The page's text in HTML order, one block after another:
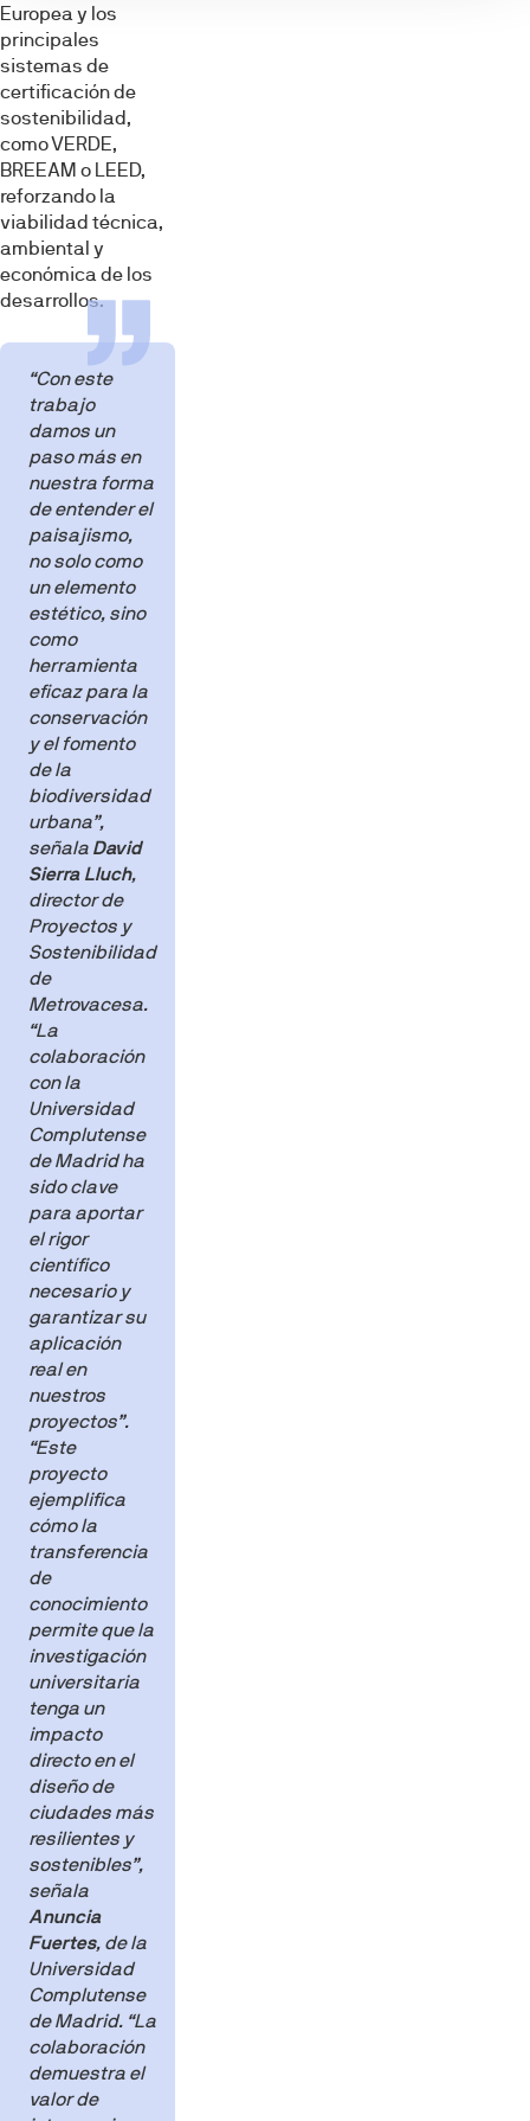
Europea y los
principales
sistemas de
certificación de
sostenibilidad,
como VERDE,
BREEAM o LEED,
reforzando la
viabilidad técnica,
ambiental y
económica de los
desarrollos.
“Con este
trabajo
damos un
paso más en
nuestra forma
de entender el
paisajismo,
no solo como
un elemento
estético, sino
como
herramienta
eficaz para la
conservación
y el fomento
de la
biodiversidad
urbana”,
señala David
Sierra Lluch,
director de
Proyectos y
Sostenibilidad
de
Metrovacesa.
“La
colaboración
con la
Universidad
Complutense
de Madrid ha
sido clave
para aportar
el rigor
científico
necesario y
garantizar su
aplicación
real en
nuestros
proyectos”.
“Este
proyecto
ejemplifica
cómo la
transferencia
de
conocimiento
permite que la
investigación
universitaria
tenga un
impacto
directo en el
diseño de
ciudades más
resilientes y
sostenibles”,
señala
Anuncia
Fuertes, de la
Universidad
Complutense
de Madrid. “La
colaboración
demuestra el
valor de